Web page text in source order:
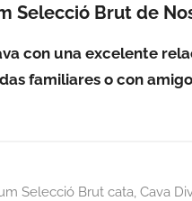
Selecció Brut de
con una excelente
familiares o con
Selecció Brut cata Cava